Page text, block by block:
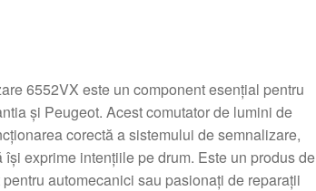
6552VX este un component esențial pentru
și Peugeot. Acest comutator de lumini de
corectă a sistemului de semnalizare,
își exprime intențiile pe drum. Este un produs de
automecanici sau pasionați de reparații